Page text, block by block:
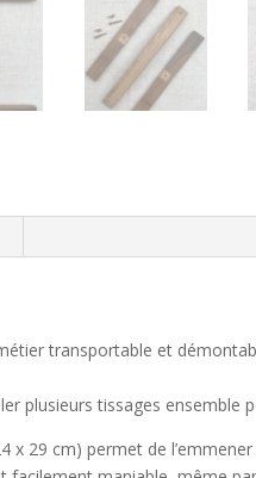
transportable et
plusieurs tissages ensemble
x 29 cm) permet de